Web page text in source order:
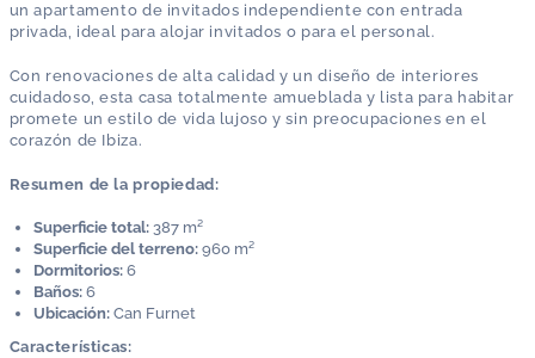
un apartamento de invitados independiente con entrada
privada, ideal para alojar invitados o para el personal.
Con renovaciones de alta calidad y un diseño de interiores
cuidadoso, esta casa totalmente amueblada y lista para habitar
promete un estilo de vida lujoso y sin preocupaciones en el
corazón de Ibiza.
Resumen de la propiedad:
Superficie total:387 m²
Superficie del terreno:960 m²
Dormitorios:6
Baños:6
Ubicación:Can Furnet
Características: